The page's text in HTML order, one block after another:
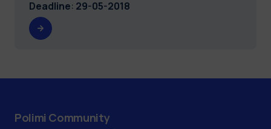
Deadline: 29-05-2018
Polimi Community